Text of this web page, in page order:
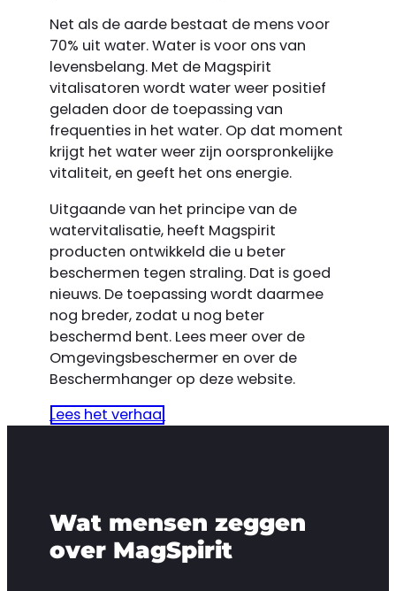
Net als de aarde bestaat de mens voor
70% uit water. Water is voor ons van
levensbelang. Met de Magspirit
vitalisatoren wordt water weer positief
geladen door de toepassing van
frequenties in het water. Op dat moment
krijgt het water weer zijn oorspronkelijke
vitaliteit, en geeft het ons energie.
Uitgaande van het principe van de
watervitalisatie, heeft Magspirit
producten ontwikkeld die u beter
beschermen tegen straling. Dat is goed
nieuws. De toepassing wordt daarmee
nog breder, zodat u nog beter
beschermd bent. Lees meer over de
Omgevingsbeschermer en over de
Beschermhanger op deze website.
Lees het verhaal
Wat mensen zeggen
over MagSpirit